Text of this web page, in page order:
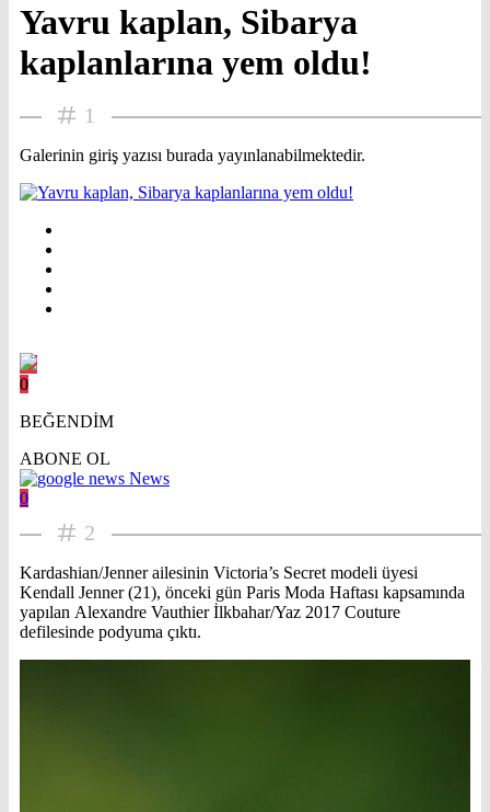
Yavru kaplan, Sibarya
kaplanlarına yem oldu!
1
Galerinin giriş yazısı burada yayınlanabilmektedir.
0
BEĞENDİM
ABONE OL
News
0
2
Kardashian/Jenner ailesinin Victoria’s Secret modeli üyesi
Kendall Jenner (21), önceki gün Paris Moda Haftası kapsamında
yapılan Alexandre Vauthier İlkbahar/Yaz 2017 Couture
defilesinde podyuma çıktı.